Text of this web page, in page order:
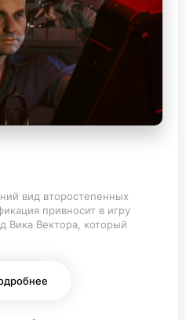
вид второстепенных
привносит в игру
Вика Вектора, который